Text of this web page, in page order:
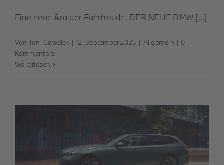
Eine neue Ära der Fahrfreude. DER NEUE BMW [...]
Von Toni Gawelek | 12. September 2025 | Allgemein | 0
Kommentare
Weiterlesen